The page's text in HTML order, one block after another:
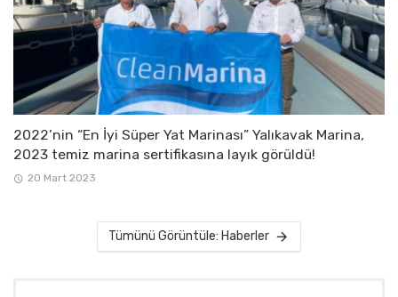
2022’nin “En İyi Süper Yat Marinası” Yalıkavak Marina,
2023 temiz marina sertifikasına layık görüldü!
20 Mart 2023
Tümünü Görüntüle: Haberler